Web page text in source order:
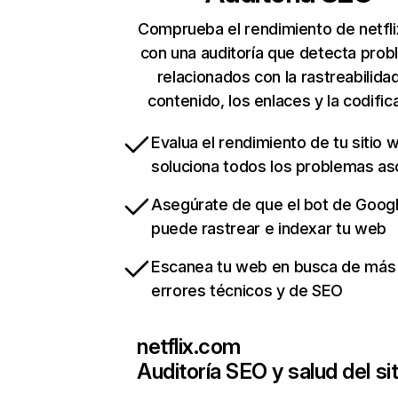
Comprueba el rendimiento de
con una auditoría que detecta
relacionados con la
contenido, los enlaces y la
Evalua el rendimiento de tu sitio
soluciona todos los problemas
Asegúrate de que el bot de
puede rastrear e indexar tu web
Escanea tu web en busca de
errores técnicos y de SEO
netflix.com
Auditoría SEO y salud del